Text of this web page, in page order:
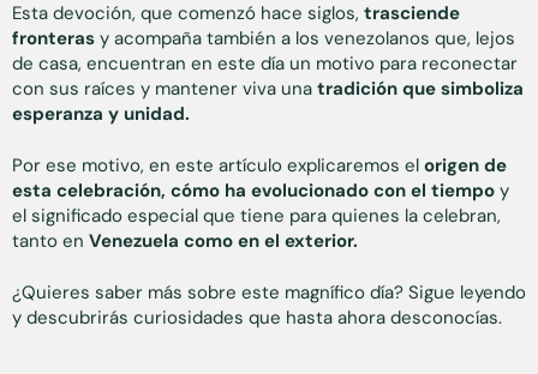
Esta devoción, que comenzó hace siglos, trasciende
fronteras y acompaña también a los venezolanos que, lejos
de casa, encuentran en este día un motivo para reconectar
con sus raíces y mantener viva una tradición que simboliza
esperanza y unidad.
Por ese motivo, en este artículo explicaremos el origen de
esta celebración, cómo ha evolucionado con el tiempo y
el significado especial que tiene para quienes la celebran,
tanto en Venezuela como en el exterior.
¿Quieres saber más sobre este magnífico día? Sigue leyendo
y descubrirás curiosidades que hasta ahora desconocías.